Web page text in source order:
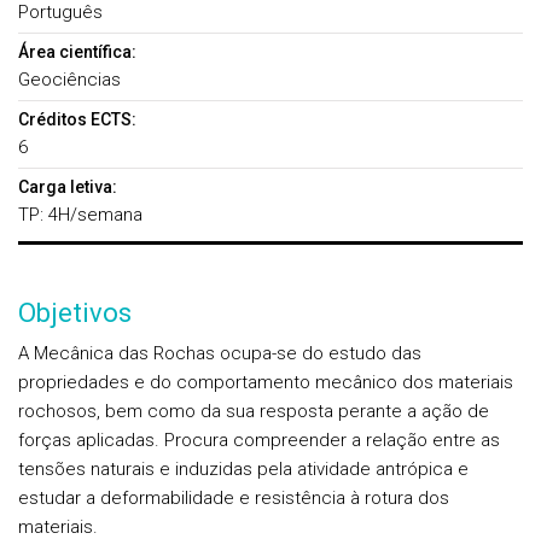
Português
Área científica:
Geociências
Créditos ECTS:
6
Carga letiva:
TP: 4H/semana
Objetivos
A Mecânica das Rochas ocupa-se do estudo das
propriedades e do comportamento mecânico dos materiais
rochosos, bem como da sua resposta perante a ação de
forças aplicadas. Procura compreender a relação entre as
tensões naturais e induzidas pela atividade antrópica e
estudar a deformabilidade e resistência à rotura dos
materiais.